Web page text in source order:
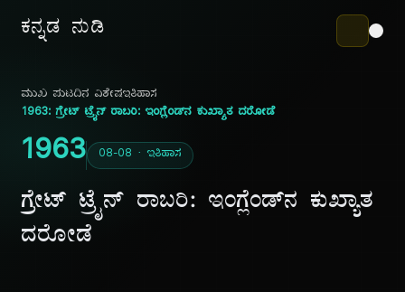
ಕನ್ನಡ ನುಡಿ
ಮುಖ ಪುಟದಿನ ವಿಶೇಷಇತಿಹಾಸ
1963: ಗ್ರೇಟ್ ಟ್ರೈನ್ ರಾಬರಿ: ಇಂಗ್ಲೆಂಡ್‌ನ ಕುಖ್ಯಾತ ದರೋಡೆ
1963 08-08 · ಇತಿಹಾಸ
ಗ್ರೇಟ್ ಟ್ರೈನ್ ರಾಬರಿ: ಇಂಗ್ಲೆಂಡ್‌ನ ಕುಖ್ಯಾತ
ದರೋಡೆ